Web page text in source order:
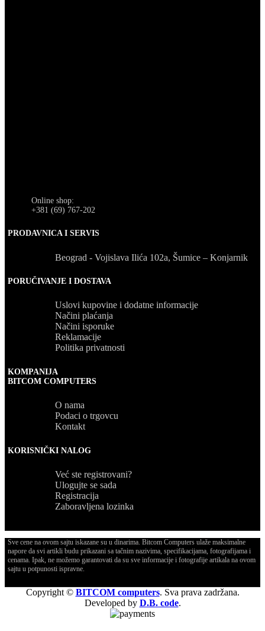
Online shop:
+381 (69) 767-202
PRODAVNICA I SERVIS
Beograd - Vojislava Ilića 102a, Šumice – Konjarnik
PORUČIVANJE I DOSTAVA
Uslovi kupovine i dodatne informacije
Načini plaćanja
Načini isporuke
Reklamacije
Politika privatnosti
KOMPANIJA
BITCOM COMPUTERS
O nama
Podaci o trgovcu
Kontakt
KORISNIČKI NALOG
Već ste registrovani?
Ulogujte se sada
Registracija
Zaboravljena lozinka
Sve cene na ovom sajtu iskazane su u dinarima. Bitcom Computers ulaže maksimalne
napore da svi artikli budu prikazani sa tačnim nazivima, specifikacijama, fotografijama i
cenama. Ipak, ne možemo garantovati da su sve informacije i fotografije artikala na ovom
sajtu u potpunosti ispravne.
Copyright © BITCOM computers. Sva prava zadržana.
Developed by D.B. code.